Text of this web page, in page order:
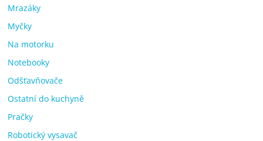
Mrazáky
Myčky
Na motorku
Notebooky
Odšťavňovače
Ostatní do kuchyně
Pračky
Robotický vysavač